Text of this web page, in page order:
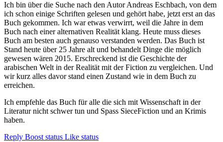
Ich bin über die Suche nach den Autor Andreas Eschbach, von dem
ich schon einige Schriften gelesen und gehört habe, jetzt erst an das
Buch gekommen. Ich war etwas verwirrt, weil die Jahre in dem
Buch nach einer alternativen Realität klang. Heute muss dieses
Buch am besten auch genauso verstanden werden. Das Buch ist
Stand heute über 25 Jahre alt und behandelt Dinge die möglich
gewesen wären 2015. Erschreckend ist die Geschichte der
arabischen Welt in der Realität mit der Fiction zu vergleichen. Und
wir kurz alles davor stand einen Zustand wie in dem Buch zu
erreichen.
Ich empfehle das Buch für alle die sich mit Wissenschaft in der
Literatur nicht schwer tun und Spass SieceFiction und an Krimis
haben.
Reply Boost status Like status